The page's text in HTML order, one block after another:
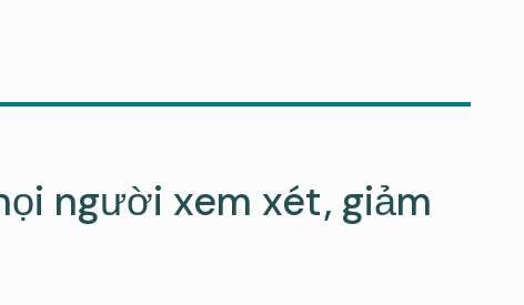
người xem xét, giảm